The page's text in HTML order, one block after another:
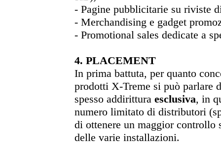
- Pagine pubblicitarie su riviste
- Merchandising e gadget
- Promotional sales dedicate a
4. PLACEMENT
In prima battuta, per quanto
prodotti X-Treme si può parlare
spesso addirittura esclusiva, in
numero limitato di distributori
di ottenere un maggior
delle varie installazioni.